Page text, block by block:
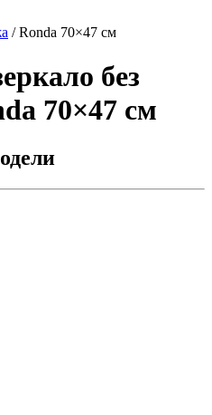
/Ronda 70×47 см
без
70×47 см